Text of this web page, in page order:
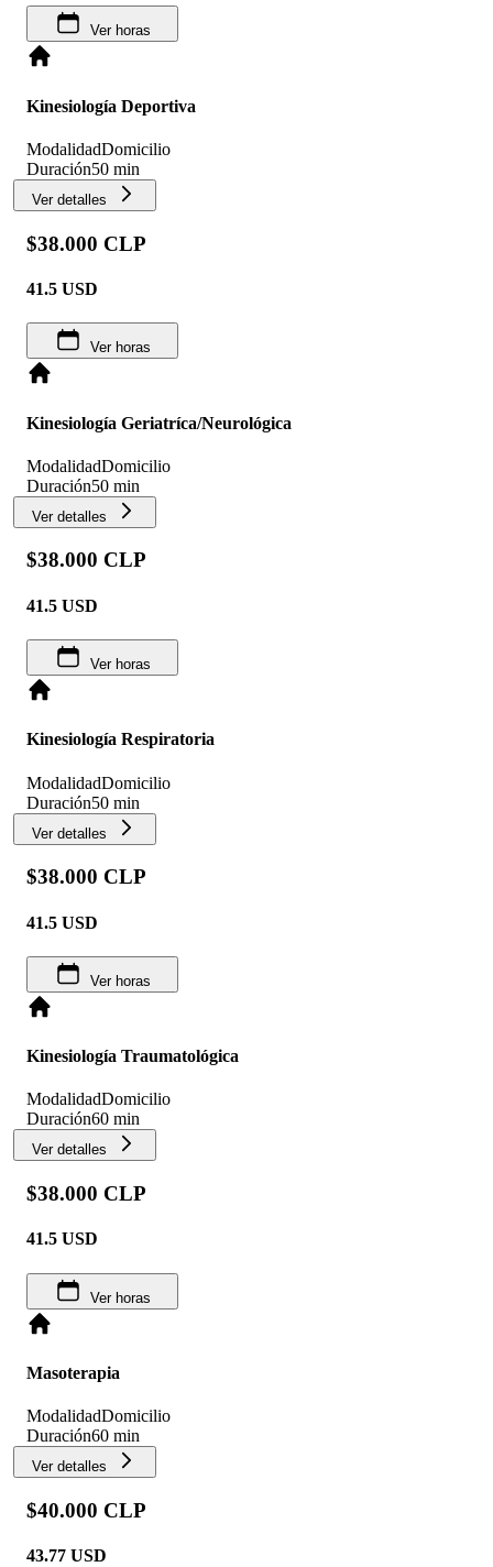
Ver horas
Kinesiología Deportiva
ModalidadDomicilio
Duración50 min
Ver detalles
$38.000 CLP
41.5 USD
Ver horas
Kinesiología Geriatríca/Neurológica
ModalidadDomicilio
Duración50 min
Ver detalles
$38.000 CLP
41.5 USD
Ver horas
Kinesiología Respiratoria
ModalidadDomicilio
Duración50 min
Ver detalles
$38.000 CLP
41.5 USD
Ver horas
Kinesiología Traumatológica
ModalidadDomicilio
Duración60 min
Ver detalles
$38.000 CLP
41.5 USD
Ver horas
Masoterapia
ModalidadDomicilio
Duración60 min
Ver detalles
$40.000 CLP
43.77 USD